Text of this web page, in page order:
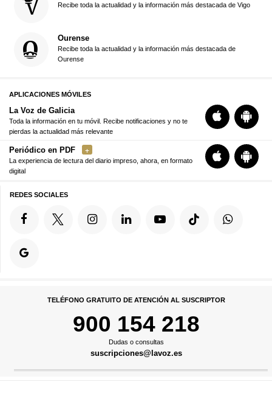
Recibe toda la actualidad y la información más destacada de Vigo
Ourense
Recibe toda la actualidad y la información más destacada de
Ourense
APLICACIONES MÓVILES
La Voz de Galicia
Toda la información en tu móvil. Recibe notificaciones y no te
pierdas la actualidad más relevante
Periódico en PDF
La experiencia de lectura del diario impreso, ahora, en formato
digital
REDES SOCIALES
TELÉFONO GRATUITO DE ATENCIÓN AL SUSCRIPTOR
900 154 218
Dudas o consultas
suscripciones@lavoz.es